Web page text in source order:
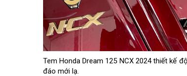
Tem Honda Dream 125 NCX 2024 thiết kế
đáo mới lạ.